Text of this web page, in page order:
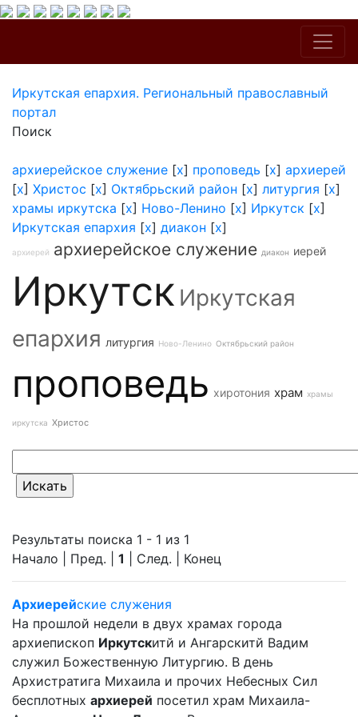
Иркутская епархия. Региональный православный
портал
Поиск
архиерейское служение [x] проповедь [x] архиерей
[x] Христос [x] Октябрьский район [x] литургия [x]
храмы иркутска [x] Ново-Ленино [x] Иркутск [x]
Иркутская епархия [x] диакон [x]
архиерей архиерейское служение диакон иерей
Иркутск Иркутская
епархия литургия Ново-Ленино Октябрьский район
проповедь хиротония храм храмы
иркутска Христос
Результаты поиска 1 - 1 из 1
Начало | Пред. | 1 | След. | Конец
Архиерейские служения
На прошлой недели в двух храмах города
архиепископ Иркутскитй и Ангарскитй Вадим
служил Божественную Литургию. В день
Архистратига Михаила и прочих Небесных Сил
бесплотных архиерей посетил храм Михаила-